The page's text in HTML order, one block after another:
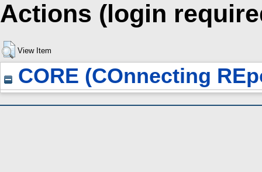
Actions (login
View Item
CORE (COnnecting